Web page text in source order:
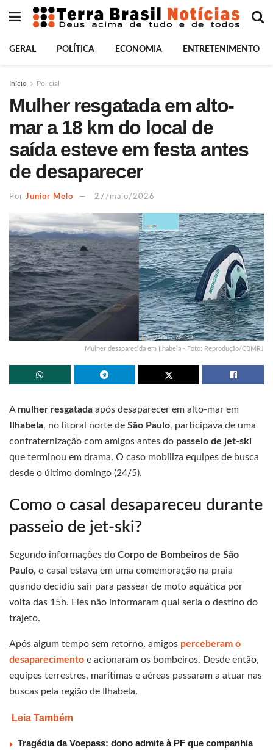
GERAL POLÍTICA ECONOMIA ENTRETENIMENTO
Início Policial
Mulher resgatada em alto-
mar a 18 km do local de
saída esteve em festa antes
de desaparecer
Por Junior Melo 27/maio/2026
Mulher desaparecida em Ilhabela - Foto: Reprodução/CBMRJ
A mulher resgatada após desaparecer em alto-mar em
Ilhabela, no litoral norte de São Paulo, participava de uma
confraternização com amigos antes do passeio de jet-ski
que terminou em drama. O caso mobiliza equipes de busca
desde o último domingo (24/5).
Como o casal desapareceu durante
passeio de jet-ski?
Segundo informações do Corpo de Bombeiros de São
Paulo, o casal estava em uma comemoração na praia
quando decidiu sair para passear de moto aquática por
volta das 15h. Eles não informaram qual seria o destino do
trajeto.
Após algum tempo sem retorno, amigos perceberam o
desaparecimento e acionaram os bombeiros. Desde então,
equipes terrestres, marítimas e aéreas passaram a atuar nas
buscas pela região de Ilhabela.
Leia Também
Tragédia da Voepass: dono admite à PF que companhia